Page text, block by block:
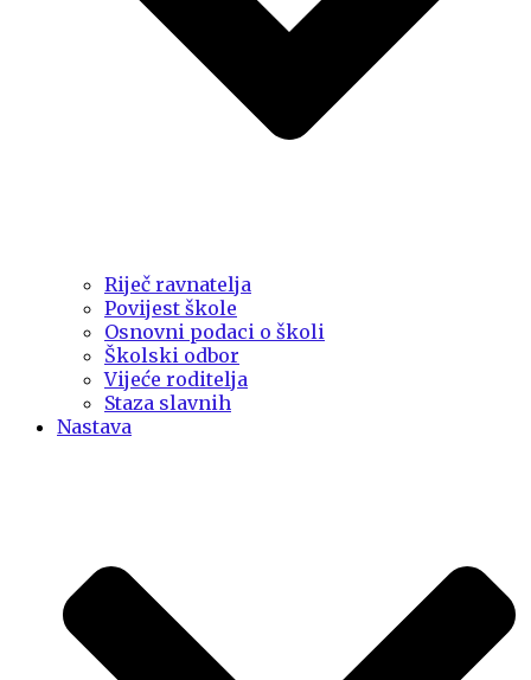
Riječ ravnatelja
Povijest škole
Osnovni podaci o školi
Školski odbor
Vijeće roditelja
Staza slavnih
Nastava